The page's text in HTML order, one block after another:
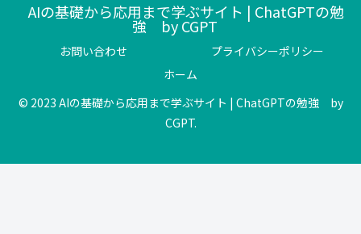
AIの基礎から応用まで学ぶサイト | ChatGPTの勉
強 by CGPT
お問い合わせ
プライバシーポリシー
ホーム
© 2023 AIの基礎から応用まで学ぶサイト | ChatGPTの勉強 by
CGPT.